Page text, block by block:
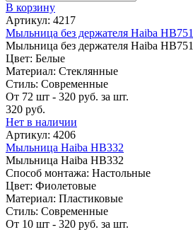
В корзину
Артикул: 4217
Мыльница без держателя Haiba HB751
Мыльница без держателя Haiba HB751
Цвет: Белые
Материал: Стеклянные
Стиль: Современные
От 72 шт - 320 руб. за шт.
320 руб.
Нет в наличии
Артикул: 4206
Мыльница Haiba HB332
Мыльница Haiba HB332
Способ монтажа: Настольные
Цвет: Фиолетовые
Материал: Пластиковые
Стиль: Современные
От 10 шт - 320 руб. за шт.